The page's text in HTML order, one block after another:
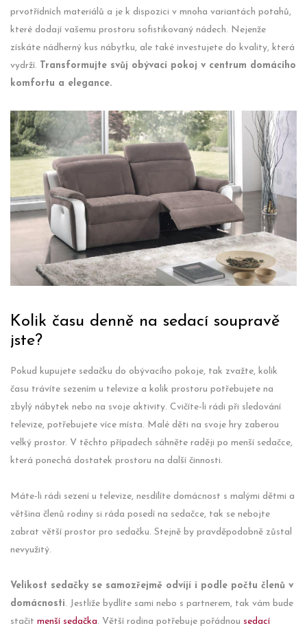
prvotřídních materiálů a je k dispozici v mnoha variantách potahů,
které dodají vašemu prostoru sofistikovaný nádech. Nejenže
získáte nádherný kus nábytku, ale také investujete do kvality, která
vydrží. Transformujte svůj obývací pokoj v centrum domácího
komfortu a elegance.
Kolik času denně na sedací soupravě
jste?
Pokud kupujete sedačku do obývacího pokoje, tak zvažte, kolik
času trávíte sezením u televize a kolik prostoru potřebujete na
zbylý nábytek nebo na svoje aktivity. Cvičíte-li rádi při sledování
televize, potřebujete více místa. Malé děti na svoje hry zaberou
velký prostor. V těchto případech sáhněte raději po menší sedačce,
která ponechá dostatek prostoru na další činnosti.
Máte-li rádi sezení u televize, nesdílíte domácnost s malými dětmi a
většina členů rodiny si ráda posedí na sedačce, tak se nebojte
zabrat větší prostor pro sedačku. Stejně by pravděpodobně zůstal
nevyužitý.
Velikost sedačky se samozřejmě odvíjí i podle počtu členů v
domácnosti. Jestliže bydlíte sami nebo s partnerem, tak vám bude
stačit menší sedačka. Větší rodina potřebuje pořádnou sedací